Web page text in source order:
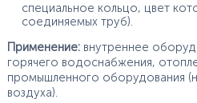
специальное кольцо, цвет
соединяемых труб).
Применение: внутреннее
горячего водоснабжения,
промышленного оборудования
воздуха).